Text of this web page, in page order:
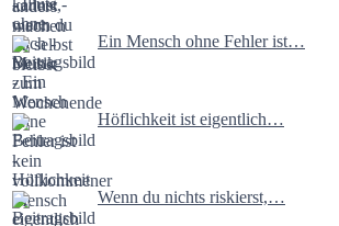
Ein Mensch ohne Fehler ist…
Höflichkeit ist eigentlich…
Wenn du nichts riskierst,…